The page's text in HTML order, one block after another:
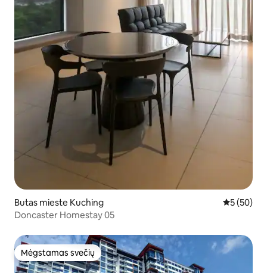
Butas mieste Kuching Vidutinis
5 (50)
Doncaster Homestay 05
Mėgstamas svečių
Mėgstamas svečių